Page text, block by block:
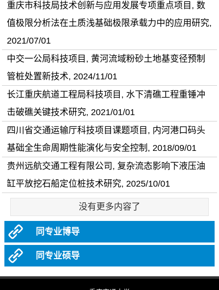
重庆市科技局技术创新与应用发展专项重点项目, 数
值极限分析法在土质浅基础极限承载力中的应用研究,
2021/07/01
中交一公局科技项目, 黄河流域粉砂土地基变径预制
管桩处置新技术, 2024/11/01
长江重庆航道工程局科技项目, 水下清礁工程重锤冲
击破礁关键技术研究, 2021/01/01
四川省交通运输厅科技项目课题项目, 内河港口码头
基础全生命周期性能演化与安全控制, 2018/09/01
贵州远航交通工程有限公司, 复杂流态影响下液压油
缸平放挖石船定位桩技术研究, 2025/10/01
没有更多内容了
同专业博导
同专业硕导